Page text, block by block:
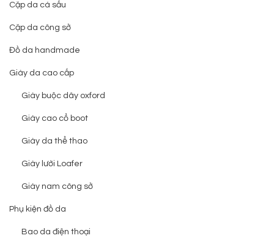
Cặp da cá sấu
Cặp da công sở
Đồ da handmade
Giày da cao cấp
Giày buộc dây oxford
Giày cao cổ boot
Giày da thể thao
Giày lười Loafer
Giày nam công sở
Phụ kiện đồ da
Bao da điện thoại